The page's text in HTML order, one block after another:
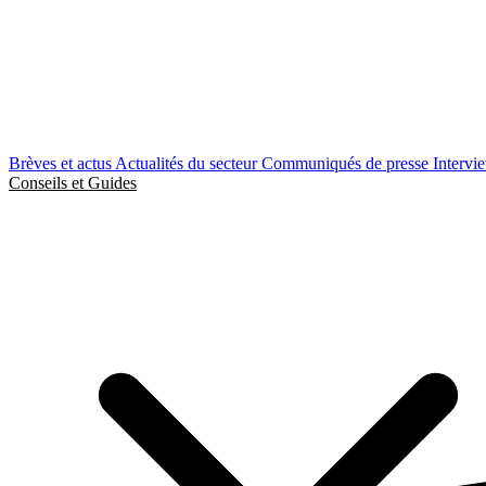
Brèves et actus Actualités du secteurCommuniqués de presse
Conseils et Guides